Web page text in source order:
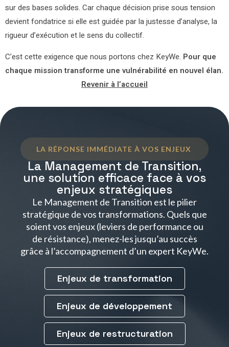
sur des bases solides. Car chaque décision prise sous tension
devient fondatrice si elle est guidée par la justesse d’analyse, la
rigueur d’exécution et le sens du collectif.
C’est cette exigence que nous portons chez KeyWe. Pour que
chaque mission transforme une vulnérabilité en nouvel élan.
Revenir à l’accueil
LA RÉPONSE IMMÉDIATE À VOS ENJEUX
La Management de Transition,
une solution efficace face à vos
enjeux stratégiques
Le Management de Transition est le pilier
stratégique de vos transformations. Quels que
soient vos enjeux (leviers de performance ou
de résistance), menez-les jusqu’au succès
grâce à l’accompagnement d’un expert KeyWe.
Enjeux de transformation
Enjeux de développement
Enjeux de restructuration